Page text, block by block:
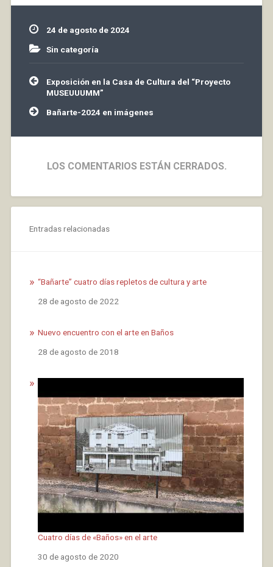
24 de agosto de 2024
Sin categoría
Navegación
de
entradas
Exposición en la Casa de Cultura del “Proyecto
MUSEUUUMM”
Bañarte-2024 en imágenes
LOS COMENTARIOS ESTÁN CERRADOS.
Entradas relacionadas
“Bañarte” cuatro días repletos de cultura y arte
Fecha
28 de agosto de 2022
Nuevo encuentro con el arte en Baños
Fecha
28 de agosto de 2018
Cuatro días de «Baños» en el arte
Fecha
30 de agosto de 2020